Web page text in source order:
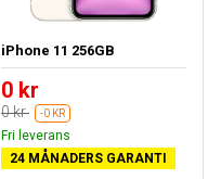
iPhone 11 256GB
0 kr
0 kr -0 KR
Fri leverans
24 MÅNADERS GARANTI